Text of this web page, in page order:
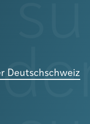
Deutschschweiz